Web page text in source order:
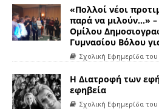
«Πολλοί νέοι
παρά να μιλούν…»
Ομίλου
Γυμνασίου Βόλου
Σχολική Εφημερίδα
Η Διατροφή των
εφηβεία
Σχολική Εφημερίδα